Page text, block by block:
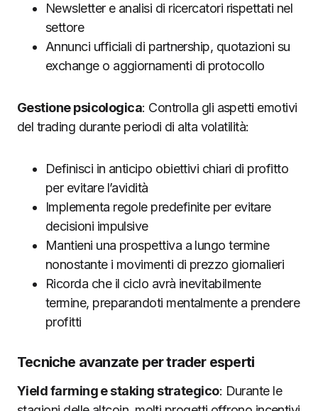
Newsletter e analisi di ricercatori rispettati nel
settore
Annunci ufficiali di partnership, quotazioni su
exchange o aggiornamenti di protocollo
Gestione psicologica: Controlla gli aspetti emotivi
del trading durante periodi di alta volatilità:
Definisci in anticipo obiettivi chiari di profitto
per evitare l’avidità
Implementa regole predefinite per evitare
decisioni impulsive
Mantieni una prospettiva a lungo termine
nonostante i movimenti di prezzo giornalieri
Ricorda che il ciclo avrà inevitabilmente
termine, preparandoti mentalmente a prendere
profitti
Tecniche avanzate per trader esperti
Yield farming e staking strategico: Durante le